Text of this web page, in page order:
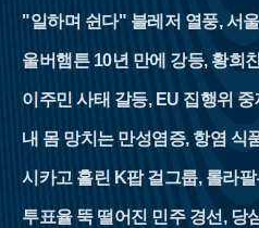
"일하며 쉰다" 블레저 열풍, 서
울버햄튼 10년 만에 강등, 황희
이주민 사태 갈등, EU 집행위 중
내 몸 망치는 만성염증, 항염 식
시카고 홀린 K팝 걸그룹, 롤라
투표율 뚝 떨어진 민주 경선, 당